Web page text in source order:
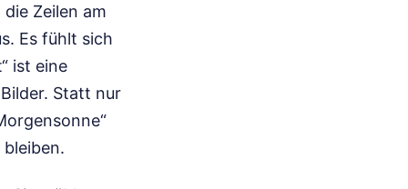
Zeilen am
Es fühlt sich
ist eine
Statt nur